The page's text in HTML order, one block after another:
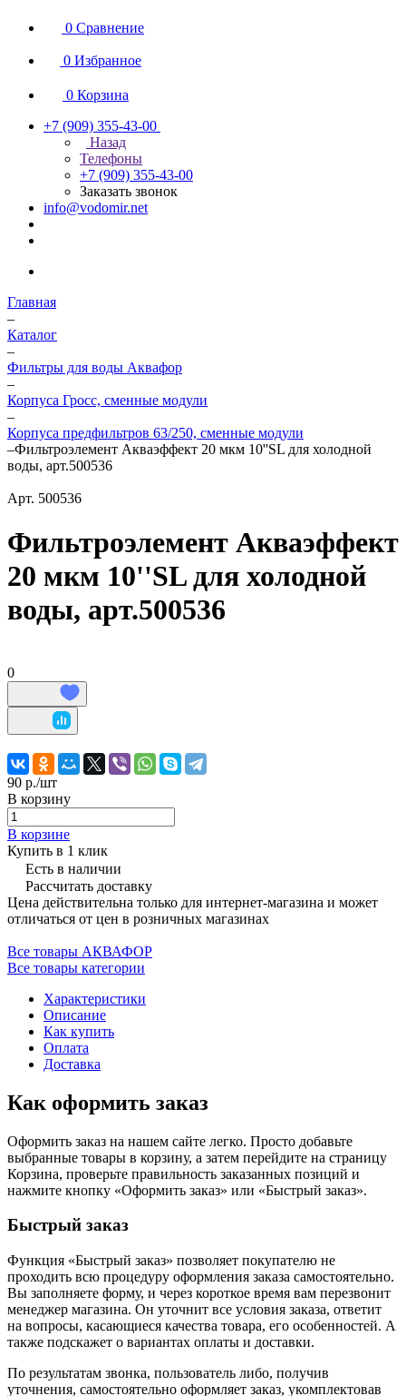
0 Сравнение
0 Избранное
0 Корзина
+7 (909) 355-43-00
Назад
Телефоны
+7 (909) 355-43-00
Заказать звонок
info@vodomir.net
Главная
–
Каталог
–
Фильтры для воды Аквафор
–
Корпуса Гросс, сменные модули
–
Корпуса предфильтров 63/250, сменные модули
–Фильтроэлемент Акваэффект 20 мкм 10''SL для холодной
воды, арт.500536
Арт. 500536
Фильтроэлемент Акваэффект
20 мкм 10''SL для холодной
воды, арт.500536
0
90 р./шт
В корзину
В корзине
Купить в 1 клик
Есть в наличии
Рассчитать доставку
Цена действительна только для интернет-магазина и может
отличаться от цен в розничных магазинах
Все товары АКВАФОР
Все товары категории
Характеристики
Описание
Как купить
Оплата
Доставка
Как оформить заказ
Оформить заказ на нашем сайте легко. Просто добавьте
выбранные товары в корзину, а затем перейдите на страницу
Корзина, проверьте правильность заказанных позиций и
нажмите кнопку «Оформить заказ» или «Быстрый заказ».
Быстрый заказ
Функция «Быстрый заказ» позволяет покупателю не
проходить всю процедуру оформления заказа самостоятельно.
Вы заполняете форму, и через короткое время вам перезвонит
менеджер магазина. Он уточнит все условия заказа, ответит
на вопросы, касающиеся качества товара, его особенностей. А
также подскажет о вариантах оплаты и доставки.
По результатам звонка, пользователь либо, получив
уточнения, самостоятельно оформляет заказ, укомплектовав